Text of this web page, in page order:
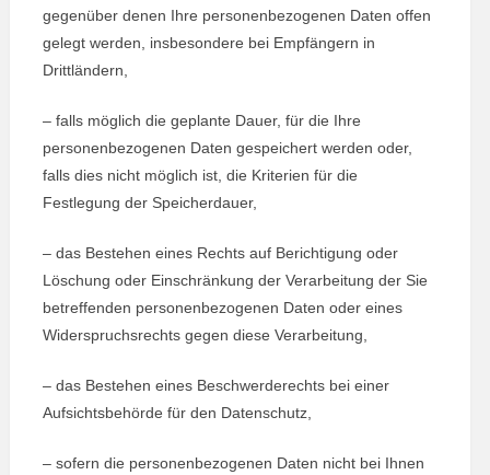
gegenüber denen Ihre personenbezogenen Daten offen
gelegt werden, insbesondere bei Empfängern in
Drittländern,
– falls möglich die geplante Dauer, für die Ihre
personenbezogenen Daten gespeichert werden oder,
falls dies nicht möglich ist, die Kriterien für die
Festlegung der Speicherdauer,
– das Bestehen eines Rechts auf Berichtigung oder
Löschung oder Einschränkung der Verarbeitung der Sie
betreffenden personenbezogenen Daten oder eines
Widerspruchsrechts gegen diese Verarbeitung,
– das Bestehen eines Beschwerderechts bei einer
Aufsichtsbehörde für den Datenschutz,
– sofern die personenbezogenen Daten nicht bei Ihnen